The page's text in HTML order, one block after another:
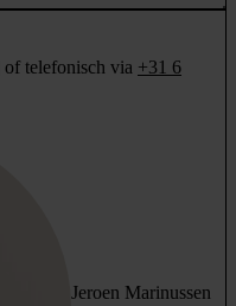
of telefonisch via +31 6
Jeroen Marinussen